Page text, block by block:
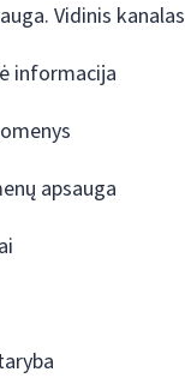
Vidinis kanalas
informacija
apsauga